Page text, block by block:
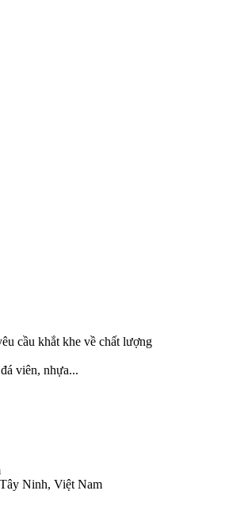
cầu khắt khe về chất lượng
viên, nhựa...
Ninh, Việt Nam